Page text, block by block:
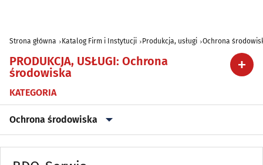
Strona główna Katalog Firm i Instytucji Produkcja, usługi Ochrona
PRODUKCJA, USŁUGI: Ochrona
środowiska
KATEGORIA
Ochrona środowiska
Archiwizacja dokumentów(3)